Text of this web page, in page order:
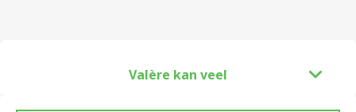
Valère kan veel